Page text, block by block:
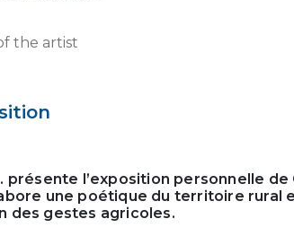
the artist
présente l’exposition personnelle
une poétique du territoire rural
des gestes agricoles.